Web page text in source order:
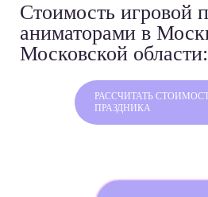
Стоимость игровой
аниматорами в
Московской области:
РАССЧИТАТЬ
ПРАЗДНИКА